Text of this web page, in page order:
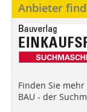
Anbieter
Finden Sie mehr
BAU - der